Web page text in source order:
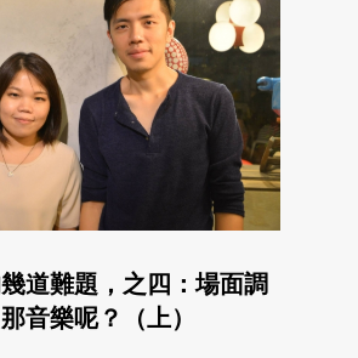
道難題，之四：場面調
音樂呢？（上）